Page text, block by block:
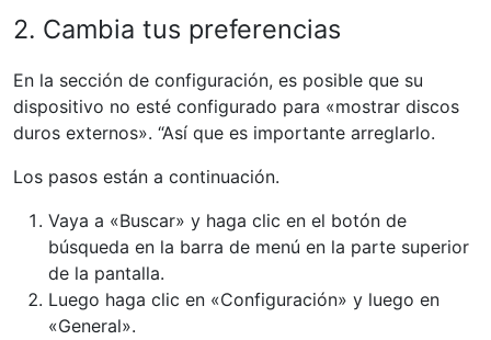
2. Cambia tus preferencias
En la sección de configuración, es posible que su
dispositivo no esté configurado para «mostrar discos
duros externos». “Así que es importante arreglarlo.
Los pasos están a continuación.
Vaya a «Buscar» y haga clic en el botón de
búsqueda en la barra de menú en la parte superior
de la pantalla.
Luego haga clic en «Configuración» y luego en
«General».